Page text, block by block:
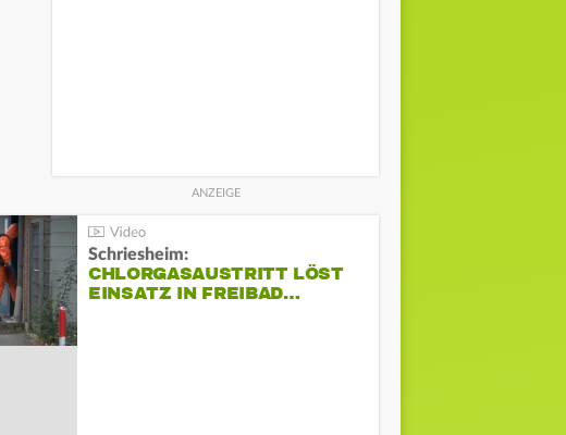
Schriesheim:
CHLORGASAUSTRITT LÖST
EINSATZ IN FREIBAD…